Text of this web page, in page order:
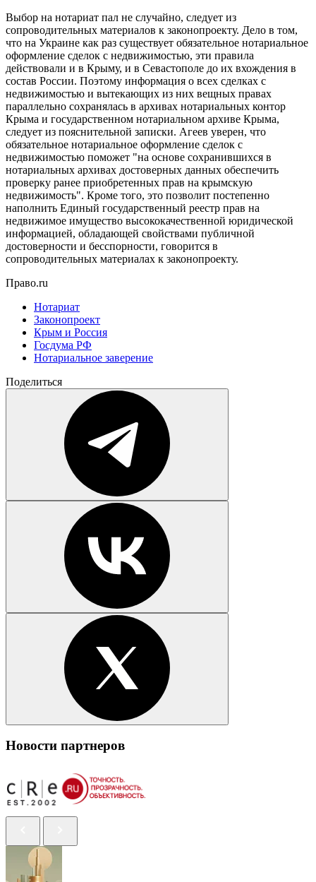
Выбор на нотариат пал не случайно, следует из
сопроводительных материалов к законопроекту. Дело в том,
что на Украине как раз существует обязательное нотариальное
оформление сделок с недвижимостью, эти правила
действовали и в Крыму, и в Севастополе до их вхождения в
состав России. Поэтому информация о всех сделках с
недвижимостью и вытекающих из них вещных правах
параллельно сохранялась в архивах нотариальных контор
Крыма и государственном нотариальном архиве Крыма,
следует из пояснительной записки. Агеев уверен, что
обязательное нотариальное оформление сделок с
недвижимостью поможет "на основе сохранившихся в
нотариальных архивах достоверных данных обеспечить
проверку ранее приобретенных прав на крымскую
недвижимость". Кроме того, это позволит постепенно
наполнить Единый государственный реестр прав на
недвижимое имущество высококачественной юридической
информацией, обладающей свойствами публичной
достоверности и бесспорности, говорится в
сопроводительных материалах к законопроекту.
Право.ru
Нотариат
Законопроект
Крым и Россия
Госдума РФ
Нотариальное заверение
Поделиться
Новости партнеров